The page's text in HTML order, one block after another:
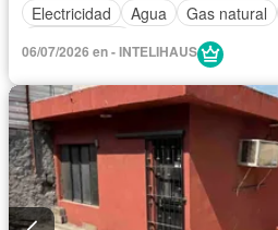
Electricidad
Agua Gas natural
06/07/2026 en - INTELIHAUS